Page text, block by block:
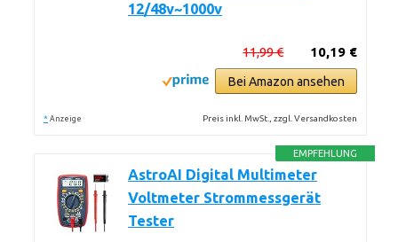
12/48v~1000v
10,19 €
11,99 €
Bei Amazon ansehen
* Anzeige Preis inkl. MwSt., zzgl. Versandkosten
EMPFEHLUNG
AstroAI Digital Multimeter
Voltmeter Strommessgerät
Tester